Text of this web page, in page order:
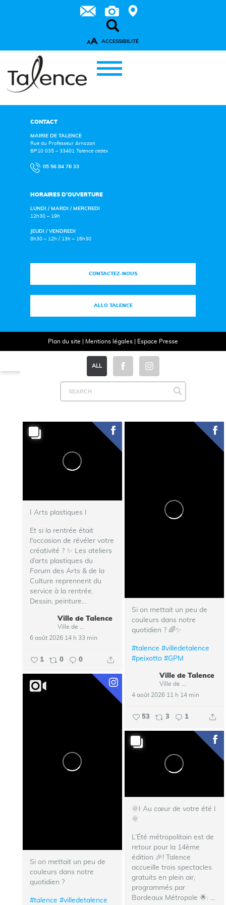
ALL
I Arts plastiques I
Et si la rentrée était
l'occasion de révéler votre
créativité ? ✨ Les ateliers
d’arts plastiques du
Forum des Arts & de la
Culture reprennent du
service à la rentrée.
Dessin, peinture...
Ville de Talence
6 août 2026 14 h 33 min
1 0 0
Si on mettait un peu de
couleurs dans notre
quotidien ? 🌈✨
#talence #villedetalence
#peixotto #GPM
Ville de Talence
4 août 2026 11 h 14 min
53 3 1
Si on mettait un peu de
couleurs dans notre
quotidien ?
#talence #villedetalence
🌞I Au cœur de votre été I
🌞
L’Été métropolitain est de
retour pour la 14ème
édition 🎉! Talence
accueille trois spectacles
gratuits en plein air,
programmés par
Bordeaux Métropole 🌟:
AA ACCESSIBILITÉ
CONTACT
MAIRIE DE TALENCE
Rue du Professeur Arnozan
BP10 035 – 33401 Talence cedex
05 56 84 78 33
HORAIRES D’OUVERTURE
LUNDI / MARDI / MERCREDI
12h30 – 19h
JEUDI / VENDREDI
8h30 – 12h / 13h – 16h30
CONTACTEZ-NOUS
ALLO TALENCE
Plan du site Mentions légales| Espace Presse